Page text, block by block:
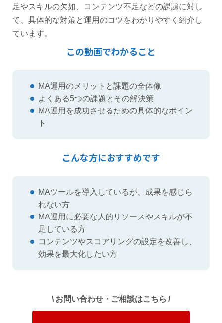
足やスキルの欠如、コンテンツ不足などの課題に対し
て、具体的な対策と運用のコツをわかりやすく紹介し
ています。
この動画でわかること
MA運用のメリットと課題の全体像
よくある5つの課題とその解決策
MA運用を成功させるための具体的なポイン
ト
こんな方におすすめです
MAツールを導入しているが、成果を感じら
れない方
MA運用に必要な人的リソースやスキルが不
足している方
コンテンツやスコアリングの設定を改善し、
効果を最大化したい方
\ お問い合わせ・ご相談はこちら /